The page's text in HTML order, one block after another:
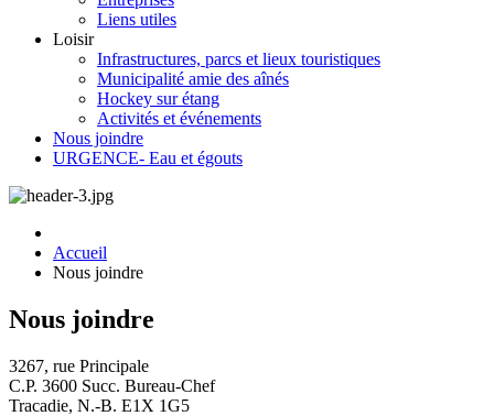
Liens utiles
Loisir
Infrastructures, parcs et lieux touristiques
Municipalité amie des aînés
Hockey sur étang
Activités et événements
Nous joindre
URGENCE- Eau et égouts
Accueil
Nous joindre
Nous joindre
3267, rue Principale
C.P. 3600 Succ. Bureau-Chef
Tracadie, N.-B. E1X 1G5